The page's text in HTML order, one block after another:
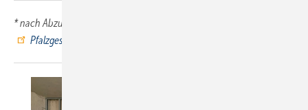
* nach Abzug der französischen Truppen → Quelle:
Pfalzgeschichte.de